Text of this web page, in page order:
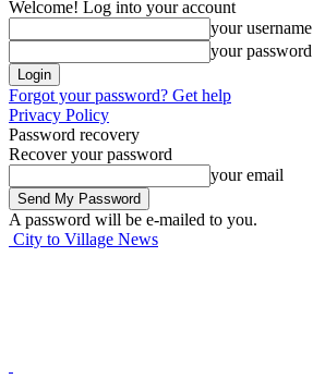
Welcome! Log into your account
your username
your password
Forgot your password? Get help
Privacy Policy
Password recovery
Recover your password
your email
A password will be e-mailed to you.
City to Village News